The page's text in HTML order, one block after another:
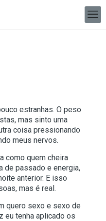
estranhas. O peso
mas sinto uma
coisa pressionando
meus nervos.
como quem cheira
de passado e energia,
anterior. E isso
mas é real.
quero sexo e sexo de
eu tenha aplicado os